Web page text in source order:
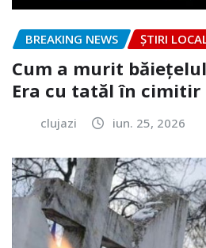
BREAKING NEWS ȘTIRI
Cum a murit
Era cu tatăl în cimitir
clujazi iun. 25, 2026